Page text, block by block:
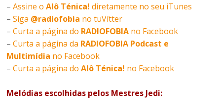
–Assine oAlô Ténica! diretamente no seu iTunes
–Siga @radiofobia no tuVítter
–Curta a página do RADIOFOBIA no Facebook
–Curta a página da RADIOFOBIA Podcast e
Multimídia no Facebook
–Curta a página doAlô Ténica! no Facebook
Melódias escolhidas pelos Mestres Jedi: